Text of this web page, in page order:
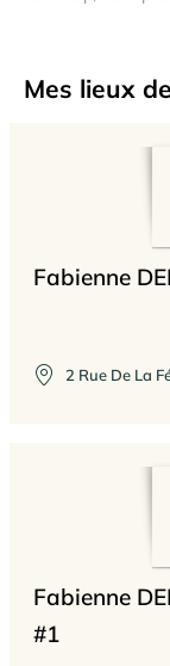
Mes lieux
Fabienne
Fabienne
#1